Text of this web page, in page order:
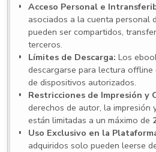
Acceso Personal e
asociados a la cuenta personal
pueden ser compartidos,
terceros.
Límites de Descarga: Los
descargarse para lectura offline
de dispositivos autorizados.
Restricciones de Impresión y
derechos de autor, la impresión
están limitadas a un máximo de
Uso Exclusivo en la
adquiridos solo pueden leerse